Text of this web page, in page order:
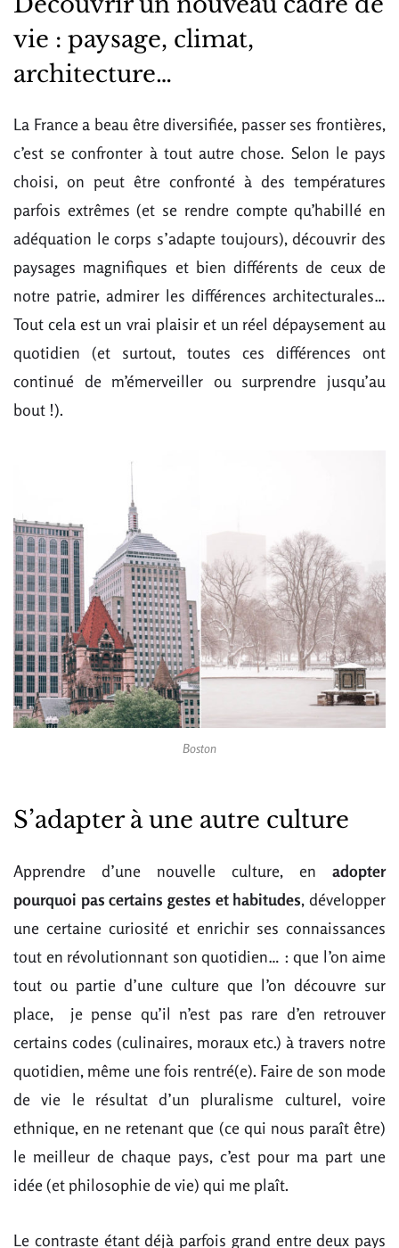
vie : paysage, climat,
architecture…
La France a beau être diversifiée, passer ses frontières,
c’est se confronter à tout autre chose. Selon le pays
choisi, on peut être confronté à des températures
parfois extrêmes (et se rendre compte qu’habillé en
adéquation le corps s’adapte toujours), découvrir des
paysages magnifiques et bien différents de ceux de
notre patrie, admirer les différences architecturales…
Tout cela est un vrai plaisir et un réel dépaysement au
quotidien (et surtout, toutes ces différences ont
continué de m’émerveiller ou surprendre jusqu’au
bout !).
Boston
S’adapter à une autre culture
Apprendre d’une nouvelle culture, en adopter
pourquoi pas certains gestes et habitudes, développer
une certaine curiosité et enrichir ses connaissances
tout en révolutionnant son quotidien… : que l’on aime
tout ou partie d’une culture que l’on découvre sur
place, je pense qu’il n’est pas rare d’en retrouver
certains codes (culinaires, moraux etc.) à travers notre
quotidien, même une fois rentré(e). Faire de son mode
de vie le résultat d’un pluralisme culturel, voire
ethnique, en ne retenant que (ce qui nous paraît être)
le meilleur de chaque pays, c’est pour ma part une
idée (et philosophie de vie) qui me plaît.
Le contraste étant déjà parfois grand entre deux pays